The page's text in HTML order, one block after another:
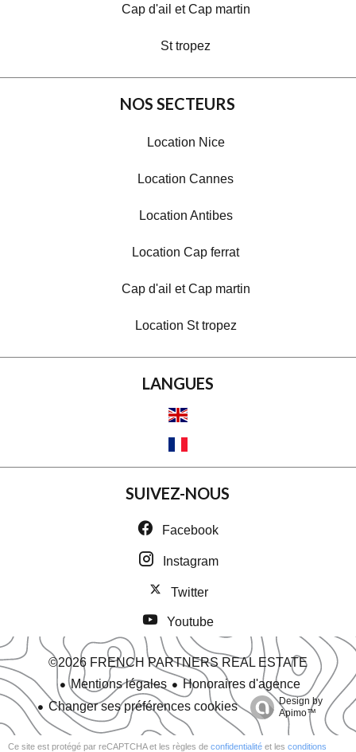
Cap d'ail et Cap martin
St tropez
NOS SECTEURS
Location Nice
Location Cannes
Location Antibes
Location Cap ferrat
Cap d'ail et Cap martin
Location St tropez
LANGUES
SUIVEZ-NOUS
Facebook
Instagram
Twitter
Youtube
©2026 FRENCH PARTNERS REAL ESTATE
Mentions légales
Honoraires d'agence
Changer ses préférences cookies
Design by
Apimo™
Ce site est protégé par reCAPTCHA et les règles de confidentialité et les conditions